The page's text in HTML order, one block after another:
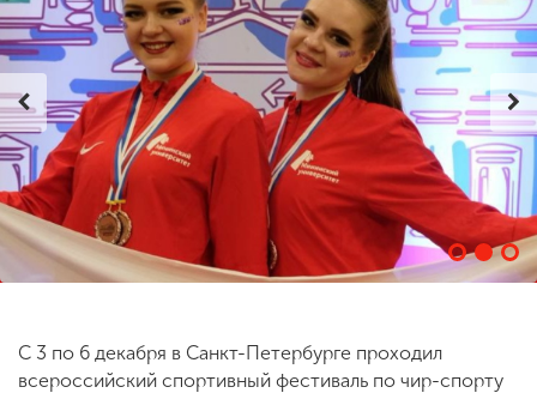
Сведения об
образовательной
организации
ENG SPN CHI
Приемная
С 3 по 6 декабря в Санкт-Петербурге проходил
всероссийский спортивный фестиваль по чир-спорту